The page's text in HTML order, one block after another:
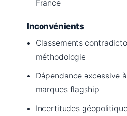
France
Inconvénients
Classements
méthodologie
Dépendance excessive
marques flagship
Incertitudes